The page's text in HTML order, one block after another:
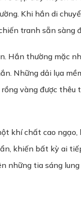
Khi hắn di
tranh sẵn sàng
Hắn thường mặc
Những dải lụa
vàng được thêu
khí chất cao ngạo,
khiến bất kỳ ai
những tia sáng